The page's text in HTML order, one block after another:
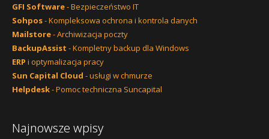
GFI Software- Bezpieczeństwo IT
Sohpos- Kompleksowa ochrona i kontrola danych
Mailstore- Archiwizacja poczty
BackupAssist - Kompletny backup dla Windows
ERP i optymalizacja pracy
Sun Capital Cloud - usługi w chmurze
Helpdesk- Pomoc techniczna Suncapital
Najnowsze wpisy